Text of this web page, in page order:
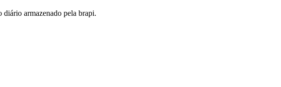
armazenado pela brapi.